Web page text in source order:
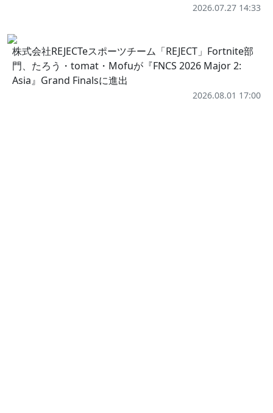
2026.07.27 14:33
株式会社REJECTeスポーツチーム「REJECT」Fortnite部
門、たろう・tomat・Mofuが『FNCS 2026 Major 2:
Asia』Grand Finalsに進出
2026.08.01 17:00